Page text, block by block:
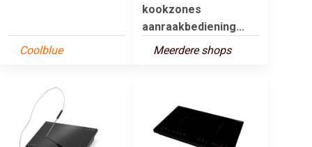
Coolblue
kookzones
aanraakbediening...
Meerdere shops